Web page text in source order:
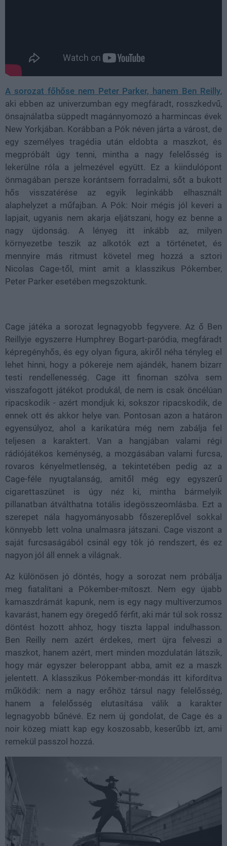
A sorozat főhőse nem Peter Parker, hanem Ben Reilly,
aki ebben az univerzumban egy megfáradt, rosszkedvű,
önsajnálatba süppedt magánnyomozó a harmincas évek
New Yorkjában. Korábban a Pók néven járta a várost, de
egy személyes tragédia után eldobta a maszkot, és
megpróbált úgy tenni, mintha a nagy felelősség is
lekerülne róla a jelmezével együtt. Ez a kiindulópont
önmagában persze korántsem forradalmi, sőt a bukott
hős visszatérése az egyik leginkább elhasznált
alaphelyzet a műfajban. A Pók: Noir mégis jól keveri a
lapjait, ugyanis nem akarja eljátszani, hogy ez benne a
nagy újdonság. A lényeg itt inkább az, milyen
környezetbe teszik az alkotók ezt a történetet, és
mennyire más ritmust követel meg hozzá a sztori
Nicolas Cage-től, mint amit a klasszikus Pókember,
Peter Parker esetében megszoktunk.
Cage játéka a sorozat legnagyobb fegyvere. Az ő Ben
Reillyje egyszerre Humphrey Bogart-paródia, megfáradt
képregényhős, és egy olyan figura, akiről néha tényleg el
lehet hinni, hogy a pókereje nem ajándék, hanem bizarr
testi rendellenesség. Cage itt finoman szólva sem
visszafogott játékot produkál, de nem is csak öncélúan
ripacskodik - azért mondjuk ki, sokszor ripacskodik, de
ennek ott és akkor helye van. Pontosan azon a határon
egyensúlyoz, ahol a karikatúra még nem zabálja fel
teljesen a karaktert. Van a hangjában valami régi
rádiójátékos keménység, a mozgásában valami furcsa,
rovaros kényelmetlenség, a tekintetében pedig az a
Cage-féle nyugtalanság, amitől még egy egyszerű
cigarettaszünet is úgy néz ki, mintha bármelyik
pillanatban átválthatna totális idegösszeomlásba. Ezt a
szerepet nála hagyományosabb főszereplővel sokkal
könnyebb lett volna unalmasra játszani. Cage viszont a
saját furcsaságából csinál egy tök jó rendszert, és ez
nagyon jól áll ennek a világnak.
Az különösen jó döntés, hogy a sorozat nem próbálja
meg fiatalítani a Pókember-mítoszt. Nem egy újabb
kamaszdrámát kapunk, nem is egy nagy multiverzumos
kavarást, hanem egy öregedő férfit, aki már túl sok rossz
döntést hozott ahhoz, hogy tiszta lappal indulhasson.
Ben Reilly nem azért érdekes, mert újra felveszi a
maszkot, hanem azért, mert minden mozdulatán látszik,
hogy már egyszer beleroppant abba, amit ez a maszk
jelentett. A klasszikus Pókember-mondás itt kifordítva
működik: nem a nagy erőhöz társul nagy felelősség,
hanem a felelősség elutasítása válik a karakter
legnagyobb bűnévé. Ez nem új gondolat, de Cage és a
noir közeg miatt kap egy koszosabb, keserűbb ízt, ami
remekül passzol hozzá.